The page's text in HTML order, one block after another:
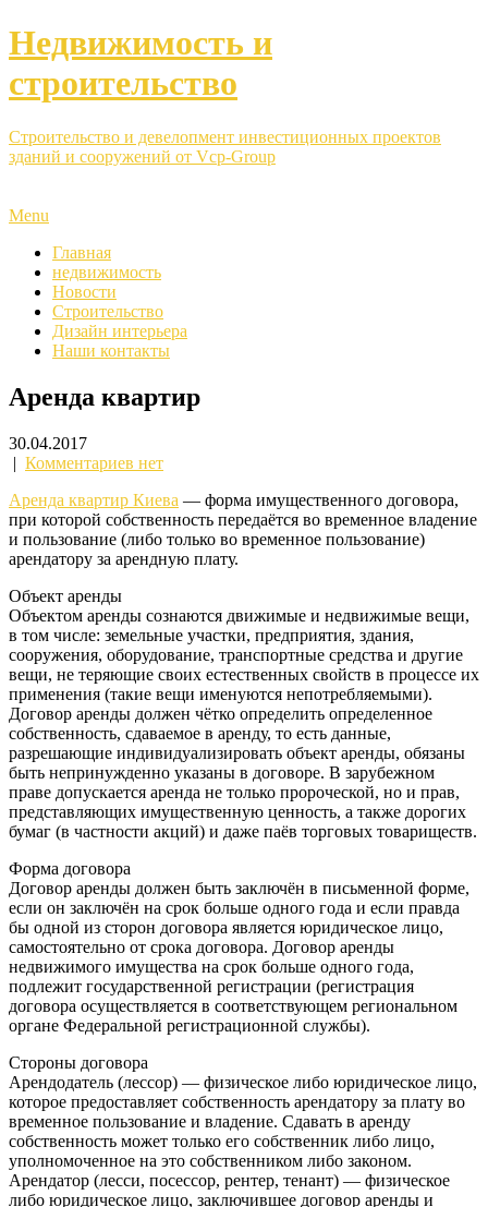
Недвижимость и
строительство
Строительство и девелопмент инвестиционных проектов
зданий и сооружений от Vcp-Group
Menu
Главная
недвижимость
Новости
Строительство
Дизайн интерьера
Наши контакты
Аренда квартир
30.04.2017
| Комментариев нет
Аренда квартир Киева — форма имущественного договора,
при которой собственность передаётся во временное владение
и пользование (либо только во временное пользование)
арендатору за арендную плату.
Объект аренды
Объектом аренды сознаются движимые и недвижимые вещи,
в том числе: земельные участки, предприятия, здания,
сооружения, оборудование, транспортные средства и другие
вещи, не теряющие своих естественных свойств в процессе их
применения (такие вещи именуются непотребляемыми).
Договор аренды должен чётко определить определенное
собственность, сдаваемое в аренду, то есть данные,
разрешающие индивидуализировать объект аренды, обязаны
быть непринужденно указаны в договоре. В зарубежном
праве допускается аренда не только пророческой, но и прав,
представляющих имущественную ценность, а также дорогих
бумаг (в частности акций) и даже паёв торговых товариществ.
Форма договора
Договор аренды должен быть заключён в письменной форме,
если он заключён на срок больше одного года и если правда
бы одной из сторон договора является юридическое лицо,
само­стоятельно от срока договора. Договор аренды
недвижимого имущества на срок больше одного года,
подлежит государственной регистрации (регистрация
договора осуществляется в соответствующем региональном
органе Федеральной регистрационной службы).
Стороны договора
Арендодатель (лессор) — физическое либо юридическое лицо,
которое предоставляет собственность арендатору за плату во
временное пользование и владение. Сдавать в аренду
собственность может только его собственник либо лицо,
уполномоченное на это собственником либо законом.
Арендатор (лесси, посессор, рентер, тенант) — физическое
либо юридическое лицо, заключившее договор аренды и